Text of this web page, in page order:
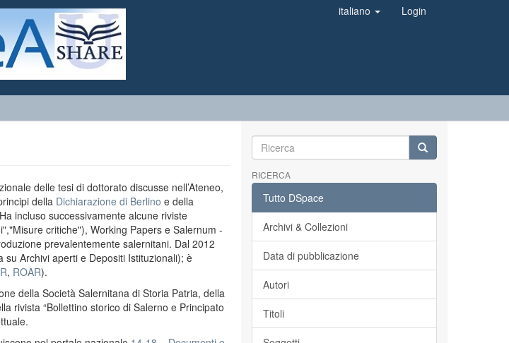
italiano Login
delle tesi di dottorato discusse nell’Ateneo,
della Dichiarazione di Berlino e della
incluso successivamente alcune riviste
critiche"), Working Papers e Salernum -
prevalentemente salernitani. Dal 2012
Archivi aperti e Depositi Istituzionali); è
, ROAR).
della Società Salernitana di Storia Patria, della
rivista “Bollettino storico di Salerno e Principato
RICERCA
Tutto DSpace
Archivi & Collezioni
Data di pubblicazione
Autori
Titoli